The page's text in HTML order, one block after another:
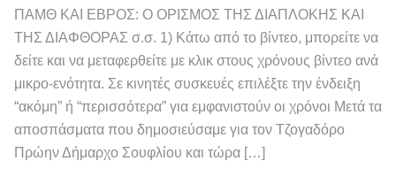
ΠΑΜΘ ΚΑΙ ΕΒΡΟΣ: Ο ΟΡΙΣΜΟΣ ΤΗΣ ΔΙΑΠΛΟΚΗΣ ΚΑΙ
ΤΗΣ ΔΙΑΦΘΟΡΑΣ σ.σ. 1) Κάτω από το βίντεο, μπορείτε να
δείτε και να μεταφερθείτε με κλικ στους χρόνους βίντεο ανά
μικρο-ενότητα. Σε κινητές συσκευές επιλέξτε την ένδειξη
“ακόμη” ή “περισσότερα” για εμφανιστούν οι χρόνοι Μετά τα
αποσπάσματα που δημοσιεύσαμε για τον Τζογαδόρο
Πρώην Δήμαρχο Σουφλίου και τώρα […]